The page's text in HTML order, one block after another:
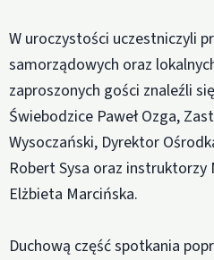
W uroczystości uczestniczyli
samorządowych oraz
zaproszonych gości znaleźli
Świebodzice Paweł Ozga,
Wysoczański, Dyrektor
Robert Sysa oraz instruktorzy
Elżbieta Marcińska.
Duchową część spotkania